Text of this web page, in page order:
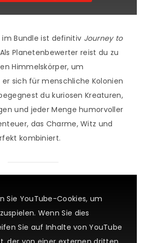
im Bundle ist definitiv Journey to
Planetenbewerter reist du zu
Himmelskörper, um
sich für menschliche Kolonien
du kuriosen Kreaturen,
und jeder Menge humorvoller
das Charme, Witz und
kombiniert.
Sie YouTube-Cookies, um
Wenn Sie dies
Sie auf Inhalte von YouTube